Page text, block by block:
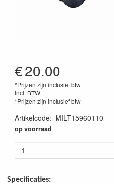
€20.00
*Prijzen zijn inclusief btw
incl. BTW
*Prijzen zijn inclusief btw
Artikelcode: MILT15960110
op voorraad
Specificaties: